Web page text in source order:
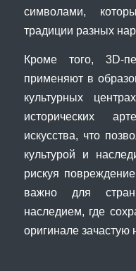
символами,
традиции разных
Кроме того, 3D-
применяют в
культурных
исторических
искусства, что
культурой и
рискуя
важно для
наследием, где
оригинале зачастую